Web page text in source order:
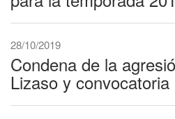
28/10/2019
Condena de la
Lizaso y convocatoria